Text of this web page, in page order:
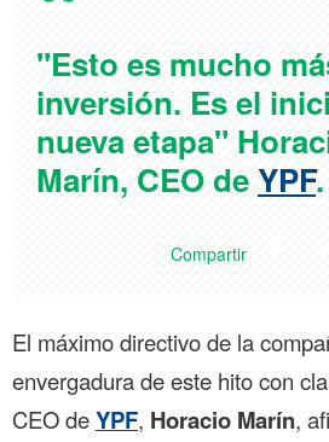
"Esto es mucho
inversión. Es el
nueva etapa"
Marín, CEO deYPF.
Compartir
El máximo directivo de la
envergadura de este hito con
CEO deYPF, Horacio Marín,